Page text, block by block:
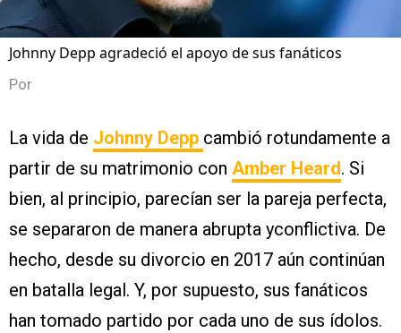
Johnny Depp agradeció el apoyo de sus fanáticos
Por
La vida de Johnny Depp cambió rotundamente a
partir de su matrimonio con Amber Heard. Si
bien, al principio, parecían ser la pareja perfecta,
se separaron de manera abrupta yconflictiva. De
hecho, desde su divorcio en 2017 aún continúan
en batalla legal. Y, por supuesto, sus fanáticos
han tomado partido por cada uno de sus ídolos.